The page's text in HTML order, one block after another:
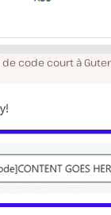
de code court à